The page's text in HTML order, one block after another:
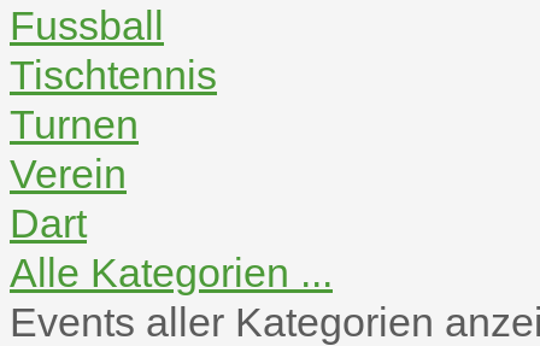
Fussball
Tischtennis
Turnen
Verein
Dart
Alle Kategorien ...
Events aller Kategorien